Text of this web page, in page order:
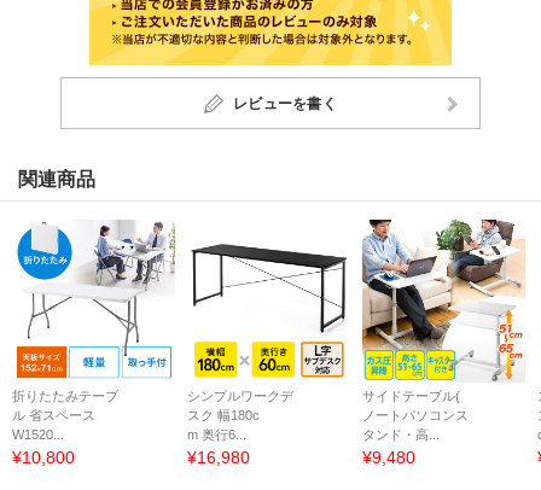
レビューを書く
関連商品
折りたたみテーブ
ル 省スペース
W1520...
¥10,800
シンプルワークデ
スク 幅180c
m 奥行6...
¥16,980
サイドテーブル(
ノートパソコンス
タンド・高...
¥9,480